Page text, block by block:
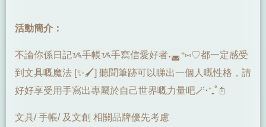
活動簡介：
不論你係日記ᝰ手帳ᝰ手寫信愛好者˖◛⁺⑅♡都一定感受
到文具嘅魔法 [✨🖌️] 聽聞筆跡可以睇出一個人嘅性格，請
好好享受用手寫出專屬於自己世界嘅力量吧🪄⋆⁺₊˚📓
文具/ 手帳/ 及文創 相關品牌優先考慮